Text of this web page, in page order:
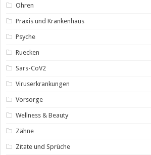
Ohren
Praxis und Krankenhaus
Psyche
Ruecken
Sars-CoV2
Viruserkrankungen
Vorsorge
Wellness & Beauty
Zähne
Zitate und Sprüche